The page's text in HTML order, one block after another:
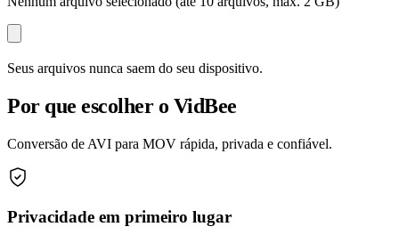
Seus arquivos nunca saem do seu dispositivo.
Por que escolher o VidBee
Conversão de AVI para MOV rápida, privada e confiável.
Privacidade em primeiro lugar